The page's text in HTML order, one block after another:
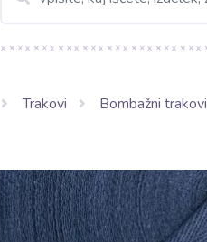
Trakovi Bombažni trakovi